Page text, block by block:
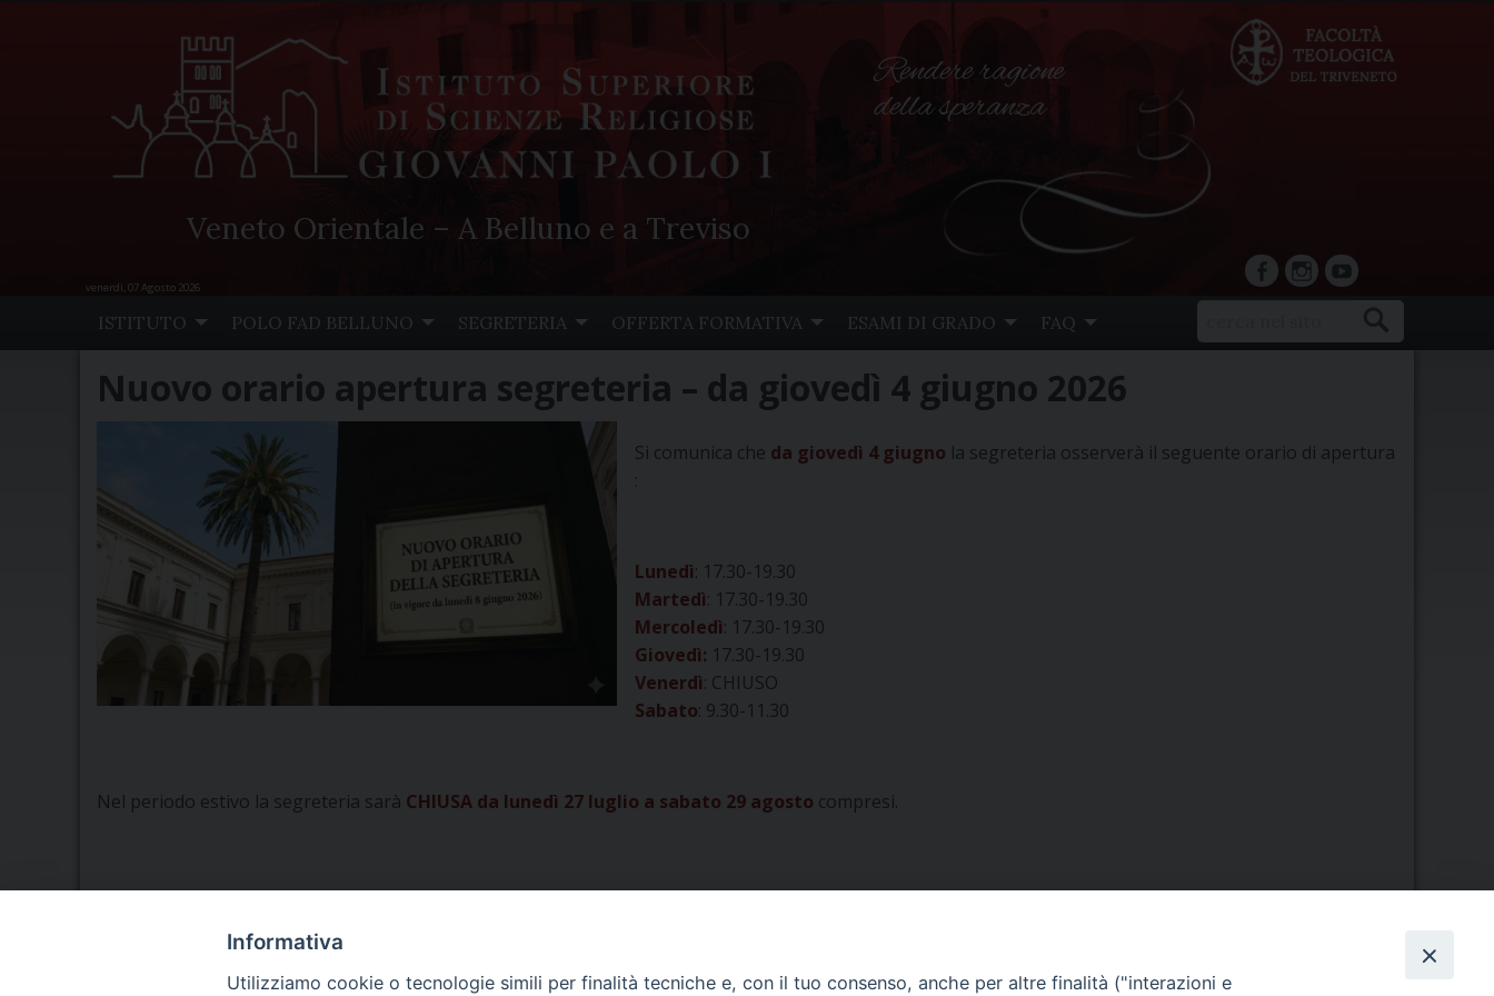
Veneto Orientale – A Belluno e a Treviso
Rendere ragione
della speranza
facebookInstagram
YouTube
venerdì, 07 Agosto 2026
ISTITUTO POLO FAD BELLUNO SEGRETERIA OFFERTA FORMATIVA ESAMI DI GRADO FAQ
Nuovo orario apertura segreteria – da giovedì 4 giugno 2026
Si comunica che da giovedì 4 giugno la segreteria osserverà il seguente orario di apertura
:
Lunedì: 17.30-19.30
Martedì: 17.30-19.30
Mercoledì: 17.30-19.30
Giovedì: 17.30-19.30
Venerdì: CHIUSO
Sabato: 9.30-11.30
Nel periodo estivo la segreteria sarà CHIUSA da lunedì 27 luglio a sabato 29 agosto compresi.
Seminario Vescovile di Treviso
Informativa
Utilizziamo cookie o tecnologie simili per finalità tecniche e, con il tuo consenso, anche per altre finalità ("interazioni e